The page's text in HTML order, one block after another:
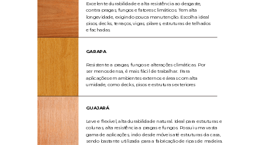
Excelente durabilidade e alta resistência ao desgaste,
contra pragas, fungos e fatores climáticos. Tem alta
longevidade, exigindo pouca manutenção. Escolha ideal
pisos, decks, terraços, vigas, pilares, estruturas de telhados
e fachadas.
GARAPA
Resistente a pragas, fungos e alterações climáticas. Por
ser menos densa, é mais fácil de trabalhar. Para
aplicações em ambientes externos e áreas com alta
umidade, como decks, pisos e estruturas exteriores
GUAJARÁ
Leve e flexível, alta durabilidade natural. Ideal para estruturas e
colunas, alta resistência a pragas e fungos. Possui uma vasta
gama de aplicações, indo desde móveis até estruturas da casa,
sendo bastante utilizada para a fabricação de ripas de madeira.